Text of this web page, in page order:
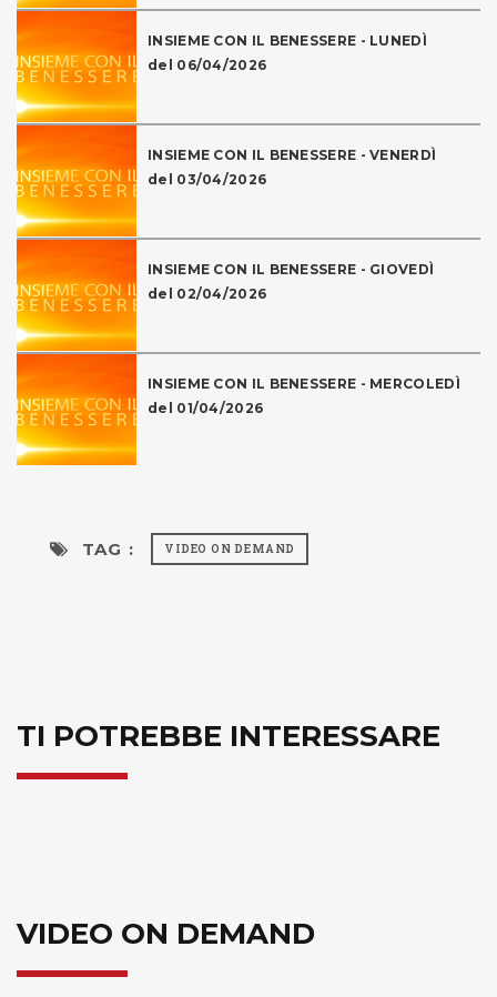
INSIEME CON IL BENESSERE - LUNEDÌ
del 06/04/2026
INSIEME CON IL BENESSERE - VENERDÌ
del 03/04/2026
INSIEME CON IL BENESSERE - GIOVEDÌ
del 02/04/2026
INSIEME CON IL BENESSERE - MERCOLEDÌ
del 01/04/2026
TAG : VIDEO ON DEMAND
TI POTREBBE INTERESSARE
VIDEO ON DEMAND